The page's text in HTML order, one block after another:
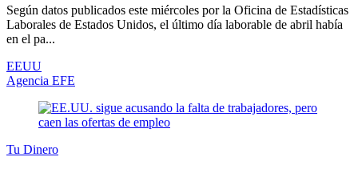
Según datos publicados este miércoles por la Oficina de Estadísticas
Laborales de Estados Unidos, el último día laborable de abril había
en el pa...
EEUU
Agencia EFE
Tu Dinero